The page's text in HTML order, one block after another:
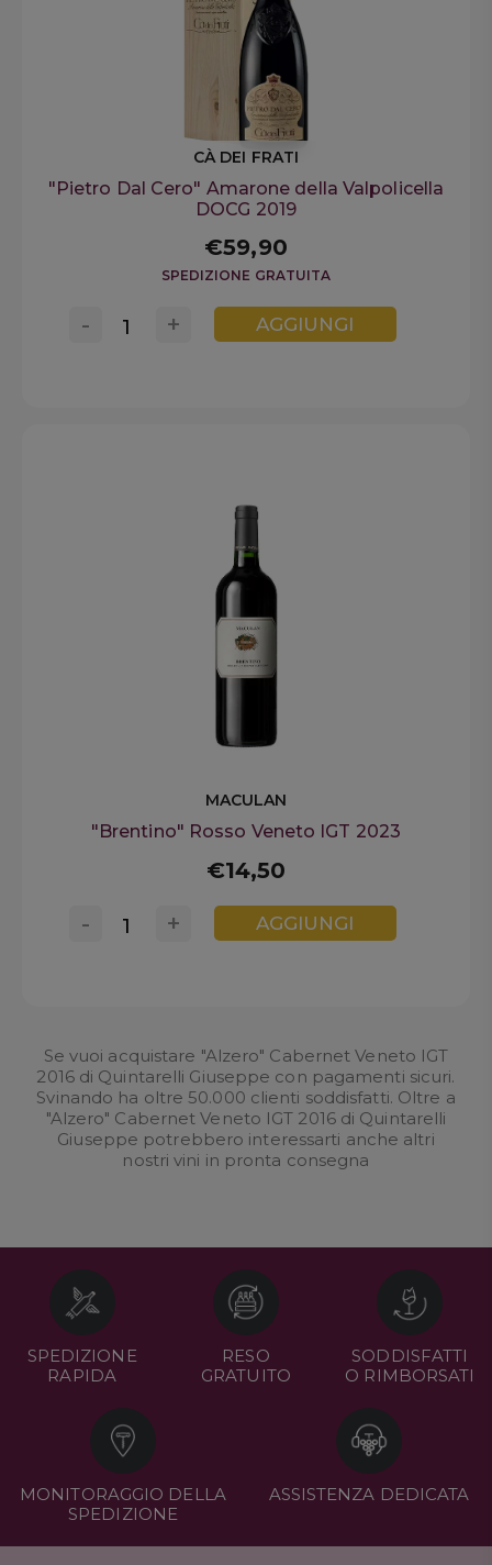
CÀ DEI FRATI
"Pietro Dal Cero" Amarone della Valpolicella
DOCG 2019
€59,90
SPEDIZIONE GRATUITA
+
- AGGIUNGI
MACULAN
"Brentino" Rosso Veneto IGT 2023
€14,50
+
- AGGIUNGI
Se vuoi acquistare "Alzero" Cabernet Veneto IGT
2016 di Quintarelli Giuseppe con pagamenti sicuri.
Svinando ha oltre 50.000 clienti soddisfatti. Oltre a
"Alzero" Cabernet Veneto IGT 2016 di Quintarelli
Giuseppe potrebbero interessarti anche altri
nostrivini in pronta consegna
SPEDIZIONE
RAPIDA
RESO
GRATUITO
SODDISFATTI
O RIMBORSATI
MONITORAGGIO DELLA
SPEDIZIONE
ASSISTENZA DEDICATA